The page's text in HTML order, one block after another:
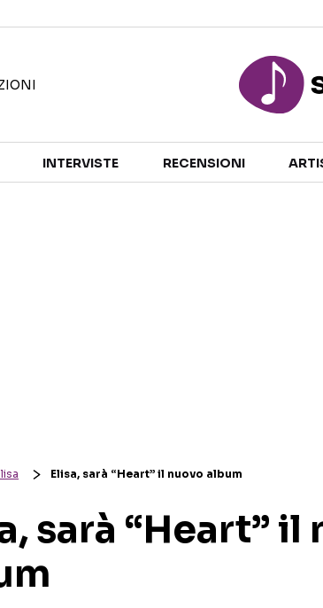
INTERVISTE RECENSIONI
Elisa, sarà “Heart” il nuovo album
sarà “Heart” il